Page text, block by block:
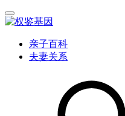
亲子百科
夫妻关系